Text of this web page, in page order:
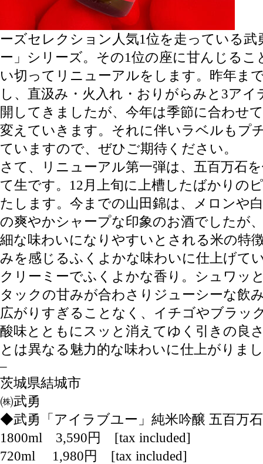
ーズセレクション人気1位を走っている武
ー」シリーズ。その1位の座に甘んじるこ
い切ってリニューアルをします。昨年ま
し、直汲み・火入れ・おりがらみと3ア
開してきましたが、今年は季節に合わせ
変えていきます。それに伴いラベルもプ
ていますので、ぜひご期待ください。
さて、リニューアル第一弾は、五百万石
て生です。12月上旬に上槽したばかりの
たします。今までの山田錦は、メロンや
の爽やかシャープな印象のお酒でしたが
細な味わいになりやすいとされる米の特
みを感じるふくよかな味わいに仕上げて
クリーミーでふくよかな香り。シュワッ
タックの甘みが合わさりジューシーな飲
広がりすぎることなく、イチゴやブラッ
酸味とともにスッと消えてゆく引きの良
とは異なる魅力的な味わいに仕上がりま
–
茨城県結城市
㈱武勇
◆武勇「アイラブユー」純米吟醸 五百万
1800ml 3,590円 [tax included]
720ml 1,980円 [tax included]